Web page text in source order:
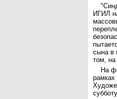
ИГИЛ
сына в
том, на
На
рамках